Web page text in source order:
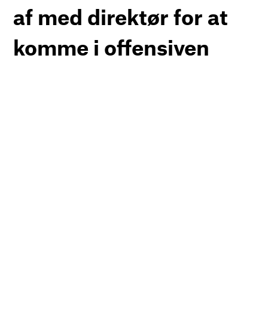
af med direktør for at
komme i offensiven